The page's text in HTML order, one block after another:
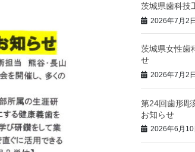
茨城県歯科技
2026年7月2日
茨城県女性歯
せ
2026年7月2日
第24回歯形彫
お知らせ
2026年6月10